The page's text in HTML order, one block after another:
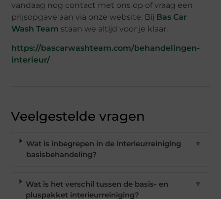
vandaag nog contact met ons op of vraag een
prijsopgave aan via onze website. Bij Bas Car
Wash Team staan we altijd voor je klaar.
https://bascarwashteam.com/behandelingen-
interieur/
Veelgestelde vragen
Wat is inbegrepen in de interieurreiniging
basisbehandeling?
▼
Wat is het verschil tussen de basis- en
pluspakket interieurreiniging?
▼